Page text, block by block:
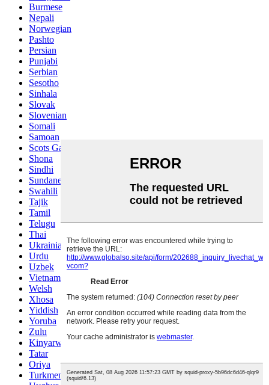
Burmese
Nepali
Norwegian
Pashto
Persian
Punjabi
Serbian
Sesotho
Sinhala
Slovak
Slovenian
Somali
Samoan
Scots Gaelic
Shona
Sindhi
Sundanese
Swahili
Tajik
Tamil
Telugu
Thai
Ukrainian
Urdu
Uzbek
Vietnamese
Welsh
Xhosa
Yiddish
Yoruba
Zulu
Kinyarwanda
Tatar
Oriya
Turkmen